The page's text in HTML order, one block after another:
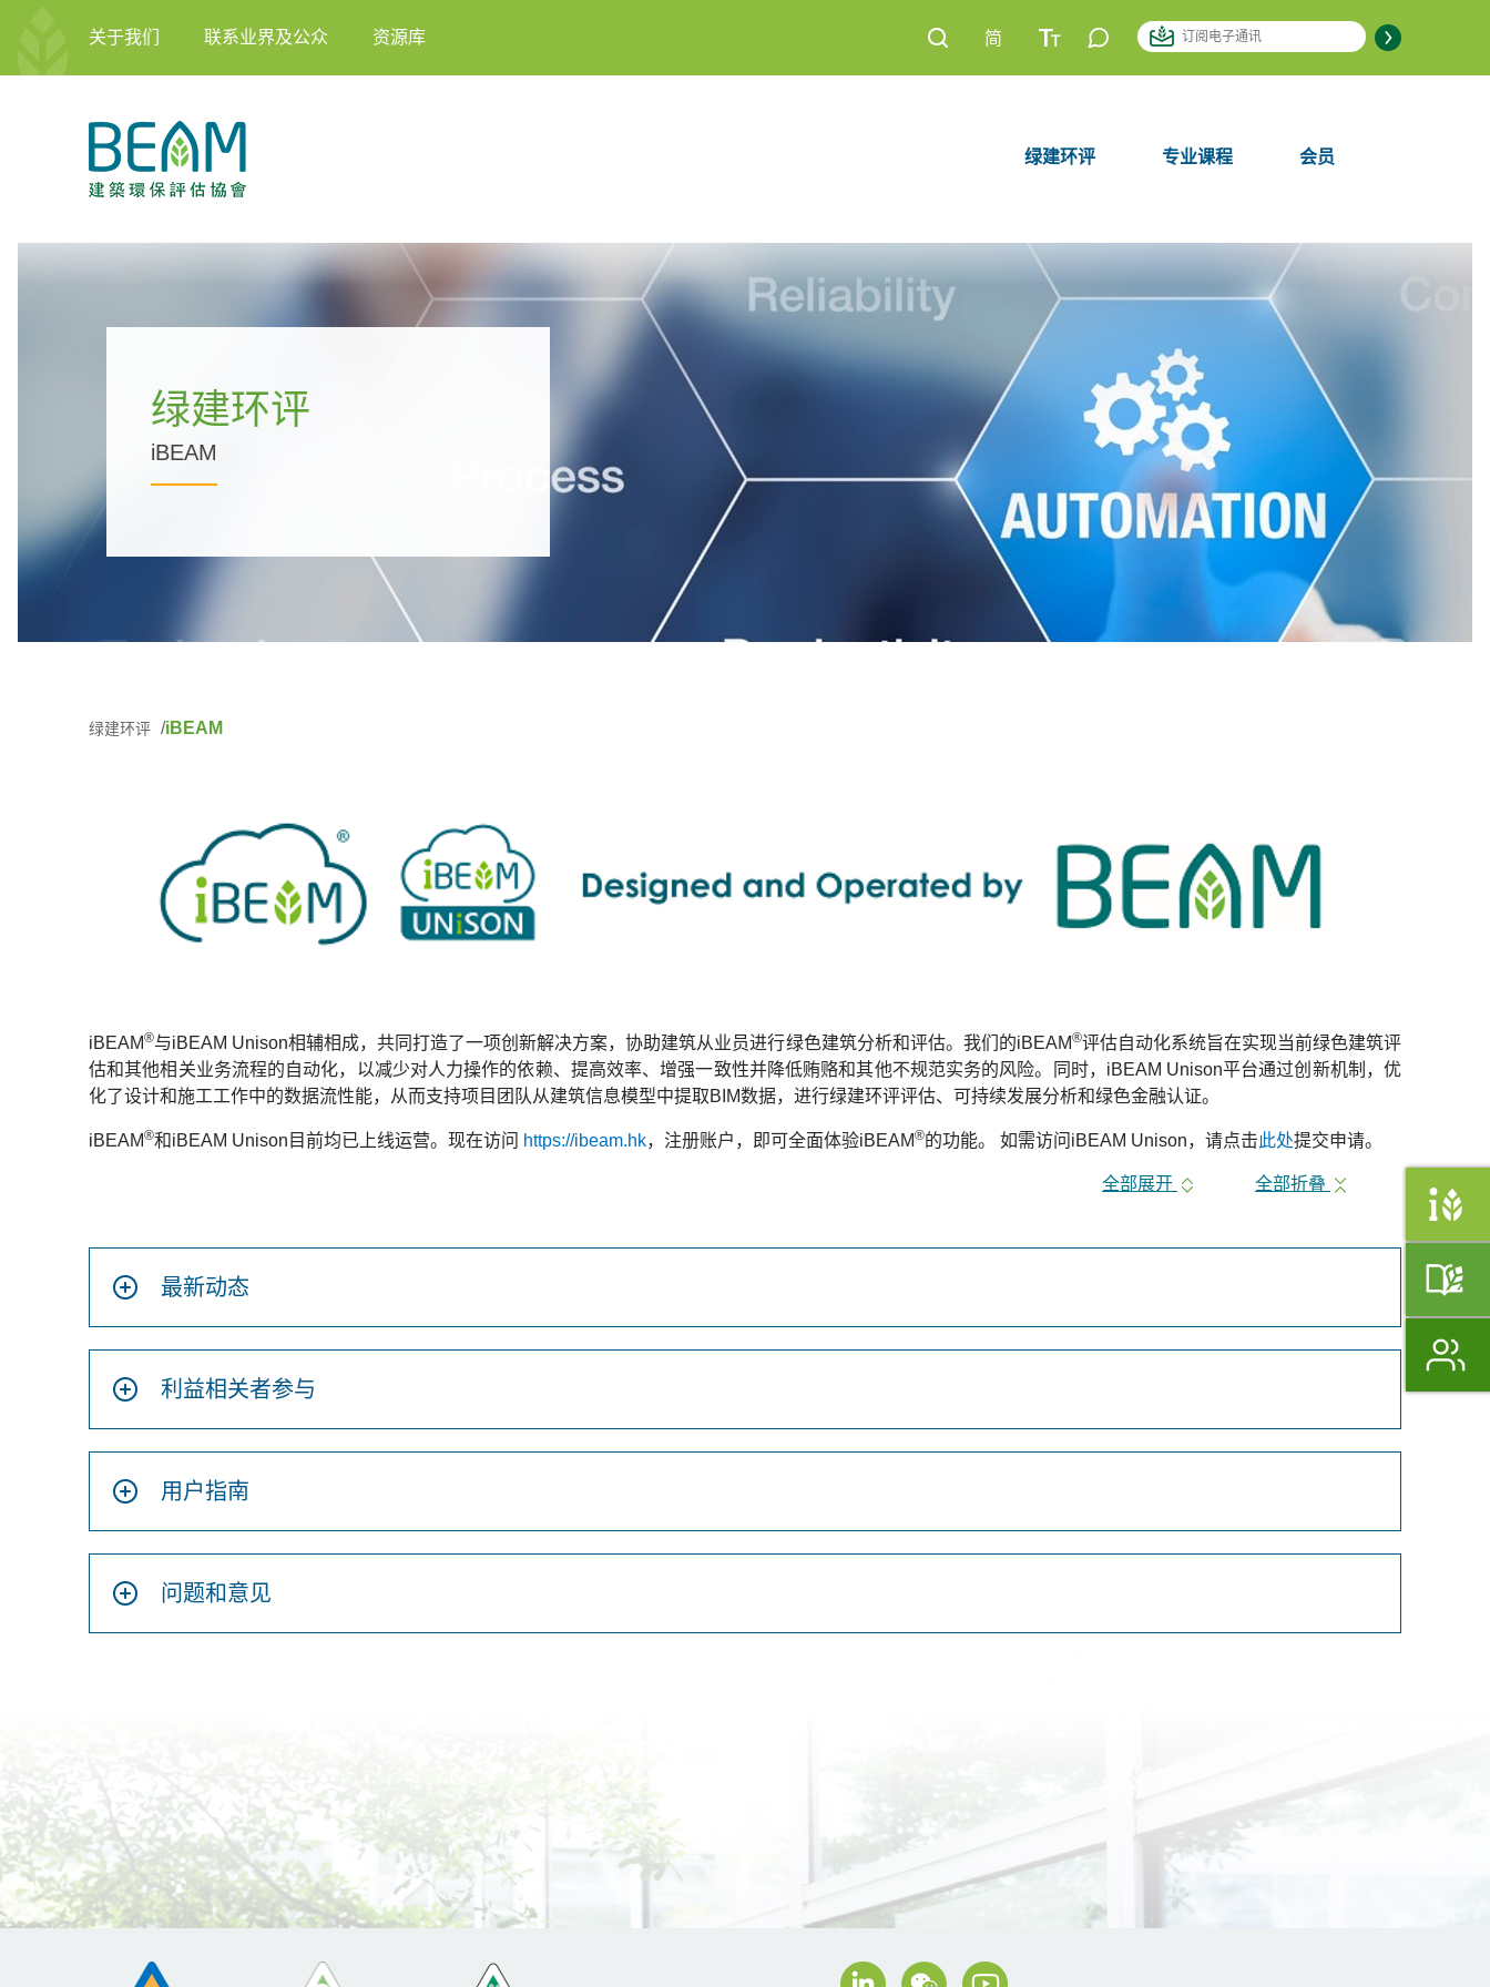
关于我们 联系业界及公众 资源库 简
绿建环评 专业课程 会员
绿建环评
iBEAM
绿建环评 iBEAM
iBEAM®与iBEAM Unison相辅相成，共同打造了一项创新解决方案，协助建筑从业员进行绿色建筑分析和评估。我们的iBEAM®评估自动化系统旨在实现当前绿色建筑评
估和其他相关业务流程的自动化，以减少对人力操作的依赖、提高效率、增强一致性并降低贿赂和其他不规范实务的风险。同时，iBEAM Unison平台通过创新机制，优
化了设计和施工工作中的数据流性能，从而支持项目团队从建筑信息模型中提取BIM数据，进行绿建环评评估、可持续发展分析和绿色金融认证。
iBEAM®和iBEAM Unison目前均已上线运营。现在访问 https://ibeam.hk， 注册账户 ， 即可全面体验iBEAM®的功能。 如需访问iBEAM Unison，请点击此处提交申请。
全部展开 全部折叠
最新动态
利益相关者参与
用户指南
问题和意见